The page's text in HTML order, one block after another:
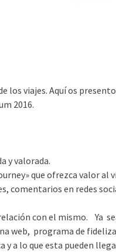
los viajes. Aquí os
2016.
y valorada.
que ofrezca valor al
comentarios en redes
con el mismo. Ya
web, programa de
a lo que esta pueden